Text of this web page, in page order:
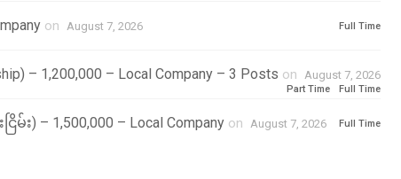
on August 7, 2026 Full Time
– 1,200,000 – Local Company – 3 Posts on August 7, 2026
Full Time
Part Time
ြိမ်း) – 1,500,000 – Local Company on August 7, 2026 Full Time